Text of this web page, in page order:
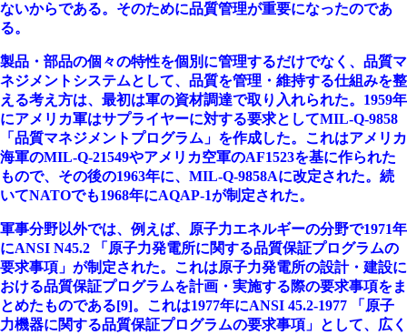
ないからである。そのために品質管理が重要になったのであ
る。
製品・部品の個々の特性を個別に管理するだけでなく、品質マ
ネジメントシステムとして、品質を管理・維持する仕組みを整
える考え方は、最初は軍の資材調達で取り入れられた。1959年
にアメリカ軍はサプライヤーに対する要求としてMIL-Q-9858
「品質マネジメントプログラム」を作成した。これはアメリカ
海軍のMIL-Q-21549やアメリカ空軍のAF1523を基に作られた
もので、その後の1963年に、MIL-Q-9858Aに改定された。続
いてNATOでも1968年にAQAP-1が制定された。
軍事分野以外では、例えば、原子力エネルギーの分野で1971年
にANSI N45.2 「原子力発電所に関する品質保証プログラムの
要求事項」が制定された。これは原子力発電所の設計・建設に
おける品質保証プログラムを計画・実施する際の要求事項をま
とめたものである[9]。これは1977年にANSI 45.2-1977 「原子
力機器に関する品質保証プログラムの要求事項」として、広く